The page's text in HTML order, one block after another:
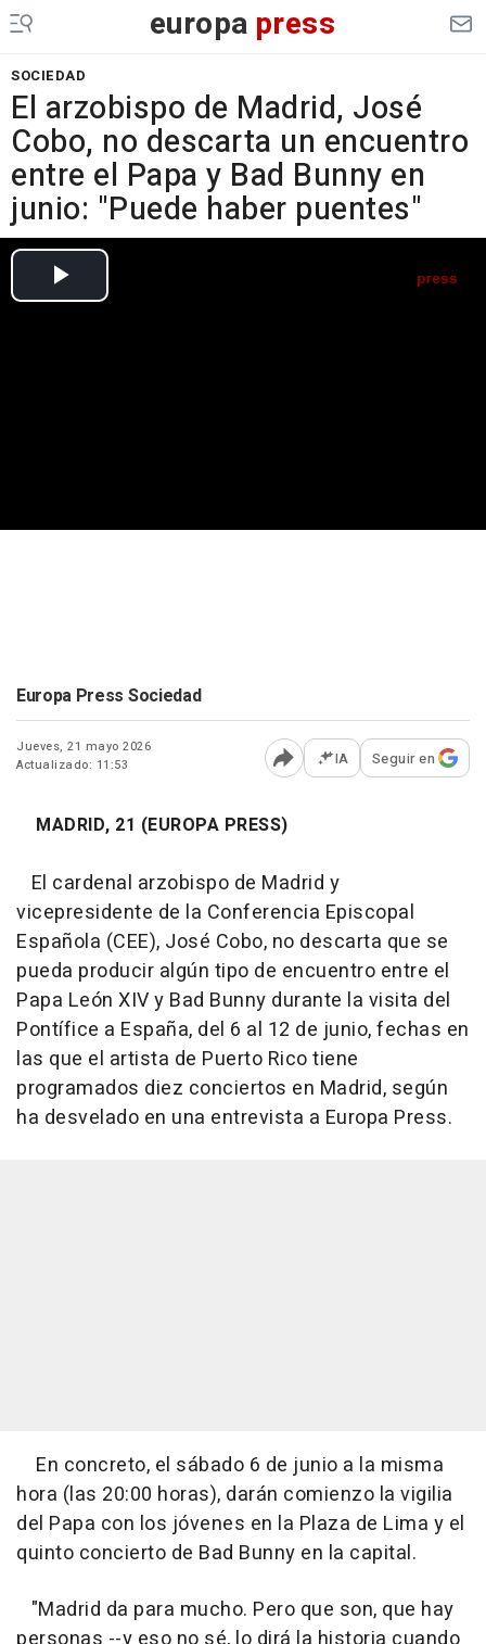
europa press
SOCIEDAD
El arzobispo de Madrid, José
Cobo, no descarta un encuentro
entre el Papa y Bad Bunny en
junio: "Puede haber puentes"
Europa Press Sociedad
Jueves, 21 mayo 2026
Actualizado: 11:53
Abrir opciones para
IA Seguir en
MADRID, 21 (EUROPA PRESS)
El cardenal arzobispo de Madrid y
vicepresidente de la Conferencia Episcopal
Española (CEE), José Cobo, no descarta que se
pueda producir algún tipo de encuentro entre el
Papa León XIV y Bad Bunny durante la visita del
Pontífice a España, del 6 al 12 de junio, fechas en
las que el artista de Puerto Rico tiene
programados diez conciertos en Madrid, según
ha desvelado en una entrevista a Europa Press.
En concreto, el sábado 6 de junio a la misma
hora (las 20:00 horas), darán comienzo la vigilia
del Papa con los jóvenes en la Plaza de Lima y el
quinto concierto de Bad Bunny en la capital.
"Madrid da para mucho. Pero que son, que hay